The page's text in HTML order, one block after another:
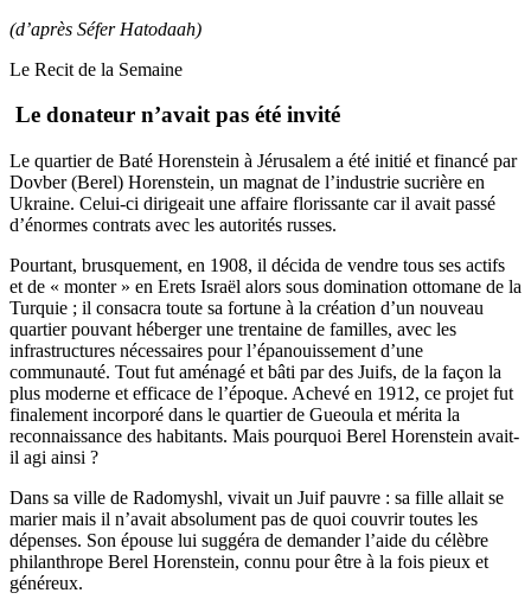
(d’après Séfer Hatodaah)
Le Recit de la Semaine
Le donateur n’avait pas été invité
Le quartier de Baté Horenstein à Jérusalem a été initié et financé par
Dovber (Berel) Horenstein, un magnat de l’industrie sucrière en
Ukraine. Celui-ci dirigeait une affaire florissante car il avait passé
d’énormes contrats avec les autorités russes.
Pourtant, brusquement, en 1908, il décida de vendre tous ses actifs
et de « monter » en Erets Israël alors sous domination ottomane de la
Turquie ; il consacra toute sa fortune à la création d’un nouveau
quartier pouvant héberger une trentaine de familles, avec les
infrastructures nécessaires pour l’épanouissement d’une
communauté. Tout fut aménagé et bâti par des Juifs, de la façon la
plus moderne et efficace de l’époque. Achevé en 1912, ce projet fut
finalement incorporé dans le quartier de Gueoula et mérita la
reconnaissance des habitants. Mais pourquoi Berel Horenstein avait-
il agi ainsi ?
Dans sa ville de Radomyshl, vivait un Juif pauvre : sa fille allait se
marier mais il n’avait absolument pas de quoi couvrir toutes les
dépenses. Son épouse lui suggéra de demander l’aide du célèbre
philanthrope Berel Horenstein, connu pour être à la fois pieux et
généreux.